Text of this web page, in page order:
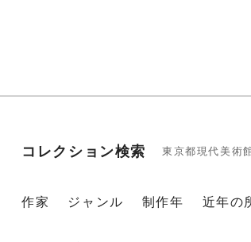
コレクション検索 東京都現代美術
作家 ジャンル 制作年 近年の